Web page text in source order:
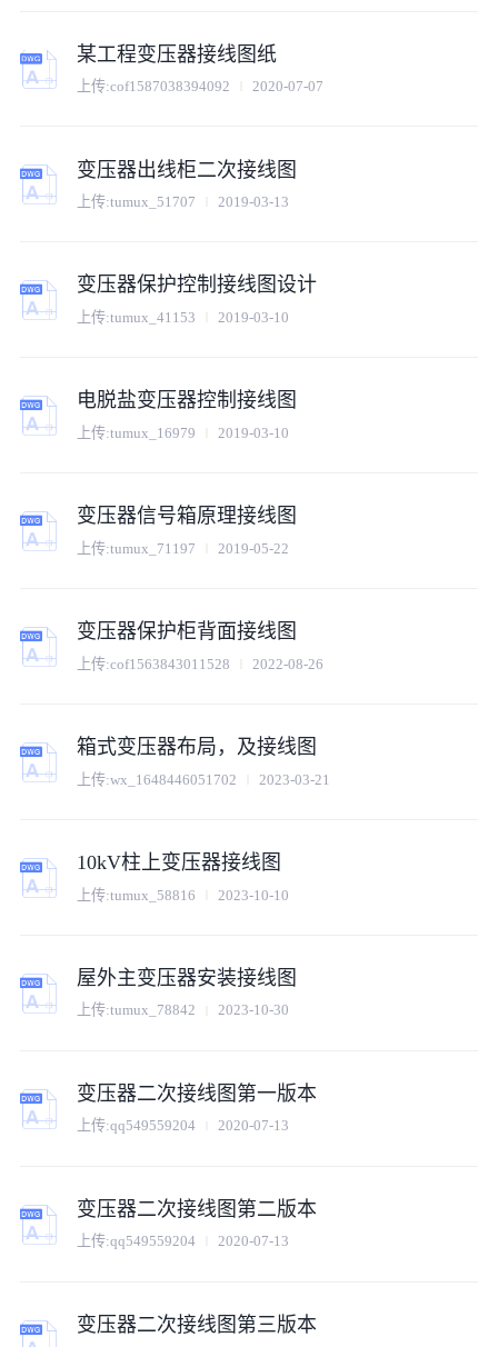
某工程变压器接线图纸
上传:cof1587038394092 2020-07-07
变压器出线柜二次接线图
上传:tumux_51707 2019-03-13
变压器保护控制接线图设计
上传:tumux_41153 2019-03-10
电脱盐变压器控制接线图
上传:tumux_16979 2019-03-10
变压器信号箱原理接线图
上传:tumux_71197 2019-05-22
变压器保护柜背面接线图
上传:cof1563843011528 2022-08-26
箱式变压器布局，及接线图
上传:wx_1648446051702 2023-03-21
10kV柱上变压器接线图
上传:tumux_58816 2023-10-10
屋外主变压器安装接线图
上传:tumux_78842 2023-10-30
变压器二次接线图第一版本
上传:qq549559204 2020-07-13
变压器二次接线图第二版本
上传:qq549559204 2020-07-13
变压器二次接线图第三版本